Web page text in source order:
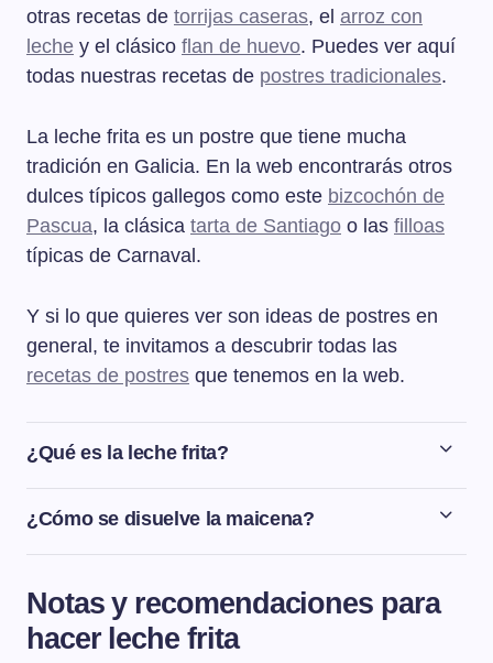
otras recetas de torrijas caseras, el arroz con
leche y el clásico flan de huevo. Puedes ver aquí
todas nuestras recetas de postres tradicionales.
La leche frita es un postre que tiene mucha
tradición en Galicia. En la web encontrarás otros
dulces típicos gallegos como este bizcochón de
Pascua, la clásica tarta de Santiago o las filloas
típicas de Carnaval.
Y si lo que quieres ver son ideas de postres en
general, te invitamos a descubrir todas las
recetas de postres que tenemos en la web.
¿Qué es la leche frita?
La leche frita es un postre tradicional de la cocina
española a base de harina y azúcar cocidos en leche de
termina espolvoreándose con una mezcla de azúcar y
canela.
¿Cómo se disuelve la maicena?
La maicena no se disuelve bien en líquidos calientes, ya
deshacer. Por eso es importante disolver la maicena en
un líquido que esté frío.
Notas y recomendaciones para
hacer leche frita